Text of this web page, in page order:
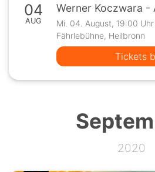
04
AUG
Mi. 04. August, 19:00 Uhr
Fährlebühne, Heilbronn
Tickets
2020